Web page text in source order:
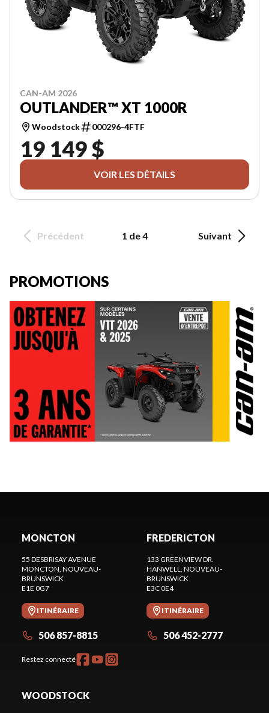
CAN-AM 2026
OUTLANDER™ XT 1000R
Woodstock 000296-4FTF
19 149 $
VOIR LES DÉTAILS
Précédent 1 de 4 Suivant
PROMOTIONS
MONCTON
55 DESBRISAY AVENUE
MONCTON, NOUVEAU-
BRUNSWICK
E1E 0G7
ITINÉRAIRE
506 857-8815
Restez connecté
FREDERICTON
133 GREENVIEW DR.
HANWELL, NOUVEAU-
BRUNSWICK
E3C 0E4
ITINÉRAIRE
506 452-2777
WOODSTOCK